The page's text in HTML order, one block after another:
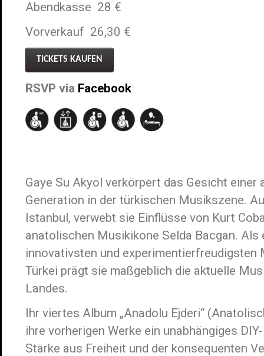
Abendkasse 28 €
Vorverkauf 26,30 €
TICKETS KAUFEN
RSVP via Facebook
Gaye Su Akyol verkörpert das Gesicht einer
Generation in der türkischen Musikszene.
Istanbul, verwebt sie Einflüsse von Kurt
anatolischen Musikikone Selda Bacgan. Als
innovativsten und experimentierfreudigsten
Türkei prägt sie maßgeblich die aktuelle
Landes.
Ihr viertes Album „Anadolu Ejderi“
ihre vorherigen Werke ein unabhängiges
Stärke aus Freiheit und der konsequenten